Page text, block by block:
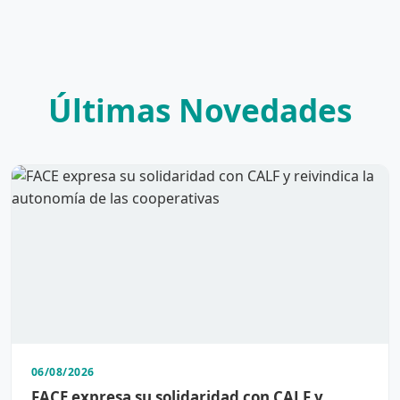
Últimas Novedades
06/08/2026